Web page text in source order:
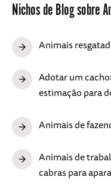
Nichos de Blog sobre
Animais
Adotar um
estimação para
Animais de
Animais de
cabras para